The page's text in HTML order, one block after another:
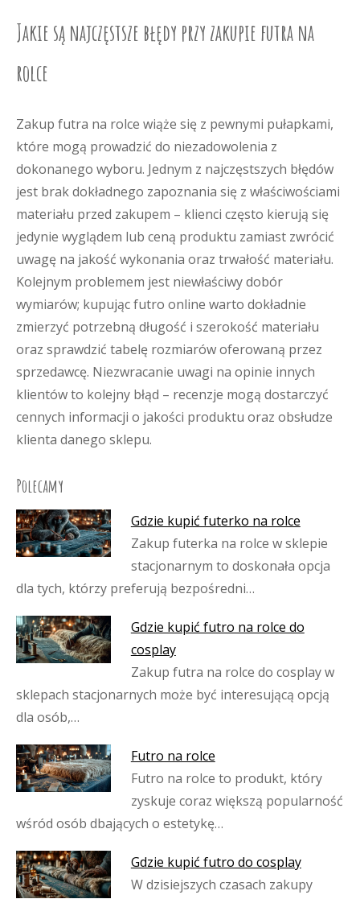
Jakie są najczęstsze błędy przy zakupie futra na
rolce
Zakup futra na rolce wiąże się z pewnymi pułapkami,
które mogą prowadzić do niezadowolenia z
dokonanego wyboru. Jednym z najczęstszych błędów
jest brak dokładnego zapoznania się z właściwościami
materiału przed zakupem – klienci często kierują się
jedynie wyglądem lub ceną produktu zamiast zwrócić
uwagę na jakość wykonania oraz trwałość materiału.
Kolejnym problemem jest niewłaściwy dobór
wymiarów; kupując futro online warto dokładnie
zmierzyć potrzebną długość i szerokość materiału
oraz sprawdzić tabelę rozmiarów oferowaną przez
sprzedawcę. Niezwracanie uwagi na opinie innych
klientów to kolejny błąd – recenzje mogą dostarczyć
cennych informacji o jakości produktu oraz obsłudze
klienta danego sklepu.
Polecamy
Gdzie kupić futerko na rolce
Zakup futerka na rolce w sklepie
stacjonarnym to doskonała opcja
dla tych, którzy preferują bezpośredni…
Gdzie kupić futro na rolce do
cosplay
Zakup futra na rolce do cosplay w
sklepach stacjonarnych może być interesującą opcją
dla osób,…
Futro na rolce
Futro na rolce to produkt, który
zyskuje coraz większą popularność
wśród osób dbających o estetykę…
Gdzie kupić futro do cosplay
W dzisiejszych czasach zakupy